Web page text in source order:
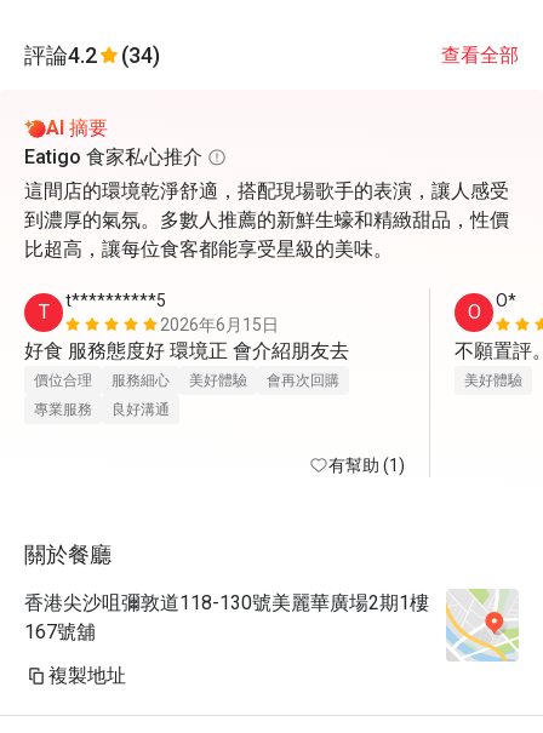
評論4.2 (34) 查看全部
AI 摘要
Eatigo 食家私心推介
這間店的環境乾淨舒適，搭配現場歌手的表演，讓人感受
到濃厚的氣氛。多數人推薦的新鮮生蠔和精緻甜品，性價
比超高，讓每位食客都能享受星級的美味。
T
t**********5
2026年6月15日
好食 服務態度好 環境正 會介紹朋友去
價位合理 服務細心 美好體驗
會再次回購
專業服務
良好溝通
有幫助 (1)
O O*
不願置評
美好體驗
關於餐廳
香港尖沙咀彌敦道118-130號美麗華廣場2期1樓
167號舖
複製地址